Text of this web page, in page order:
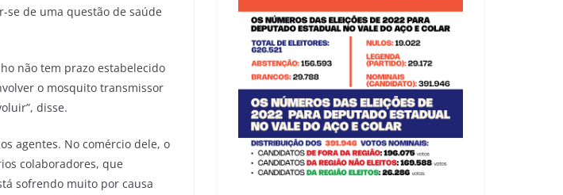
se de uma questão de saúde
não tem prazo estabelecido
o mosquito transmissor
disse.
agentes. No comércio dele, o
colaboradores, que
sofrendo muito por causa